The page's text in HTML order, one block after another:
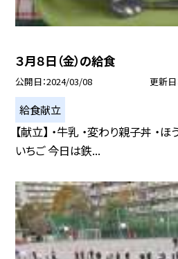
３月８日（金）の給食
公開日 2024/03/08 更新日
給食献立
【献立】 ・牛乳 ・変わり親子丼 ・
いちご 今日は鉄...